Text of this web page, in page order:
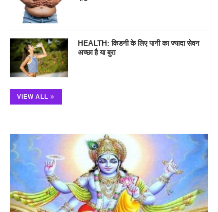
HEALTH: किडनी के लिए पानी का ज्यादा सेवन
अच्छा है या बुरा
VIEW ALL